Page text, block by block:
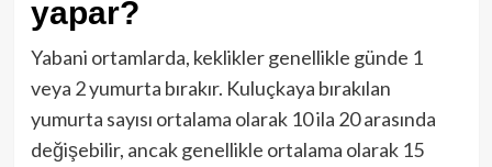
yapar?
Yabani ortamlarda, keklikler genellikle günde 1
veya 2 yumurta bırakır. Kuluçkaya bırakılan
yumurta sayısı ortalama olarak 10 ila 20 arasında
değişebilir, ancak genellikle ortalama olarak 15